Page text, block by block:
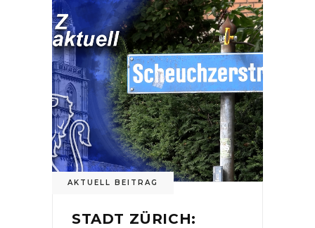
AKTUELL BEITRAG
STADT ZÜRICH: